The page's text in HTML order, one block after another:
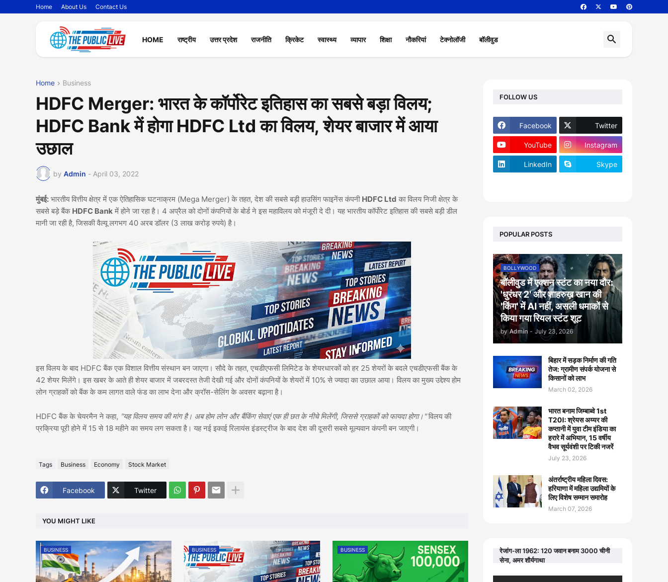
Home About Us Contact Us
HOME राष्ट्रीय उत्तर प्रदेश राजनीति क्रिकेट स्वास्थ्य व्यापार शिक्षा नौकरियां टेक्नोलॉजी बॉलीवुड
Home Business
HDFC Merger: भारत के कॉर्पोरेट इतिहास का सबसे बड़ा विलय;
HDFC Bank में होगा HDFC Ltd का विलय, शेयर बाजार में आया
उछाल
by Admin - April 03, 2022
मुंबई: भारतीय वित्तीय क्षेत्र में एक ऐतिहासिक घटनाक्रम (Mega Merger) के तहत, देश की सबसे बड़ी हाउसिंग फाइनेंस कंपनी HDFC Ltd का विलय निजी क्षेत्र के
सबसे बड़े बैंक HDFC Bank में होने जा रहा है। 4 अप्रैल को दोनों कंपनियों के बोर्ड ने इस महाविलय को मंजूरी दे दी। यह भारतीय कॉर्पोरेट इतिहास की सबसे बड़ी डील
मानी जा रही है, जिसकी वैल्यू लगभग 40 अरब डॉलर (3 लाख करोड़ रुपये) है।
इस विलय के बाद HDFC बैंक एक विशाल वित्तीय संस्थान बन जाएगा। सौदे के तहत, एचडीएफसी लिमिटेड के शेयरधारकों को हर 25 शेयरों के बदले एचडीएफसी बैंक के
42 शेयर मिलेंगे। इस खबर के आते ही शेयर बाजार में जबरदस्त तेजी देखी गई और दोनों कंपनियों के शेयरों में 10% से ज्यादा का उछाल आया। विलय का मुख्य उद्देश्य होम
लोन ग्राहकों को बैंक के कम लागत वाले फंड का लाभ देना और क्रॉस-सेलिंग के अवसर बढ़ाना है।
HDFC बैंक के चेयरमैन ने कहा, "यह विलय समय की मांग है। अब होम लोन और बैंकिंग सेवाएं एक ही छत के नीचे मिलेंगी, जिससे ग्राहकों को फायदा होगा।"विलय की
प्रक्रिया पूरी होने में 15 से 18 महीने का समय लग सकता है। यह नई इकाई रिलायंस इंडस्ट्रीज के बाद देश की दूसरी सबसे मूल्यवान कंपनी बन जाएगी।
Tags Business Economy Stock Market
Facebook Twitter
YOU MIGHT LIKE
BUSINESS BUSINESS BUSINESS
FOLLOW US
Facebook Twitter
YouTube Instagram
LinkedIn Skype
POPULAR POSTS
BOLLYWOOD
बॉलीवुड में एक्शन स्टंट का नया दौर:
'धुरंधर 2' और शाहरुख़ खान की
'किंग' में AI नहीं, असली धमाकों से
किया गया रियल स्टंट शूट
by Admin - July 23, 2026
बिहार में सड़क निर्माण की गति
तेज: ग्रामीण संपर्क योजना से
किसानों को लाभ
March 02, 2026
भारत बनाम जिम्बाब्वे 1st
T20I: श्रेयस अय्यर की
कप्तानी में युवा टीम इंडिया का
हरारे में अभियान, 15 वर्षीय
वैभव सूर्यवंशी पर टिकी नजरें
July 23, 2026
अंतर्राष्ट्रीय महिला दिवस:
हरियाणा में महिला उद्यमियों के
लिए विशेष सम्मान समारोह
March 07, 2026
रेजांग-ला 1962: 120 जवान बनाम 3000 चीनी
सेना, अमर शौर्यगाथा